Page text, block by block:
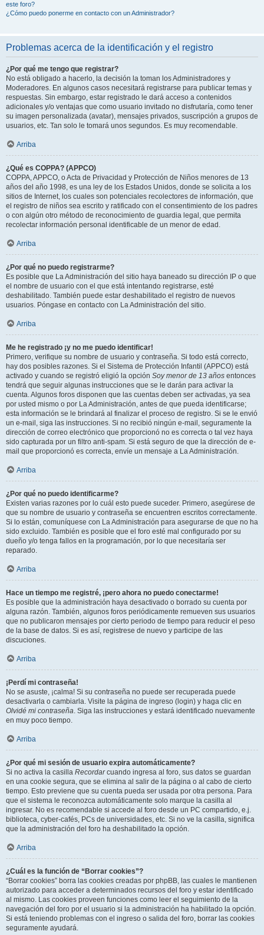
este foro?
¿Cómo puedo ponerme en contacto con un Administrador?
Problemas acerca de la identificación y el registro
¿Por qué me tengo que registrar?
No está obligado a hacerlo, la decisión la toman los Administradores y
Moderadores. En algunos casos necesitará registrarse para publicar temas y
respuestas. Sin embargo, estar registrado le dará acceso a contenidos
adicionales y/o ventajas que como usuario invitado no disfrutaría, como tener
su imagen personalizada (avatar), mensajes privados, suscripción a grupos de
usuarios, etc. Tan solo le tomará unos segundos. Es muy recomendable.
Arriba
¿Qué es COPPA? (APPCO)
COPPA, APPCO, o Acta de Privacidad y Protección de Niños menores de 13
años del año 1998, es una ley de los Estados Unidos, donde se solicita a los
sitios de Internet, los cuales son potenciales recolectores de información, que
el registro de niños sea escrito y ratificado con el consentimiento de los padres
o con algún otro método de reconocimiento de guardia legal, que permita
recolectar información personal identificable de un menor de edad.
Arriba
¿Por qué no puedo registrarme?
Es posible que La Administración del sitio haya baneado su dirección IP o que
el nombre de usuario con el que está intentando registrarse, esté
deshabilitado. También puede estar deshabilitado el registro de nuevos
usuarios. Póngase en contacto con La Administración del sitio.
Arriba
Me he registrado ¡y no me puedo identificar!
Primero, verifique su nombre de usuario y contraseña. Si todo está correcto,
hay dos posibles razones. Si el Sistema de Protección Infantil (APPCO) está
activado y cuando se registró eligió la opción Soy menor de 13 años entonces
tendrá que seguir algunas instrucciones que se le darán para activar la
cuenta. Algunos foros disponen que las cuentas deben ser activadas, ya sea
por usted mismo o por La Administración, antes de que pueda identificarse;
esta información se le brindará al finalizar el proceso de registro. Si se le envió
un e-mail, siga las instrucciones. Si no recibió ningún e-mail, seguramente la
dirección de correo electrónico que proporcionó no es correcta o tal vez haya
sido capturada por un filtro anti-spam. Si está seguro de que la dirección de e-
mail que proporcionó es correcta, envíe un mensaje a La Administración.
Arriba
¿Por qué no puedo identificarme?
Existen varias razones por lo cuál esto puede suceder. Primero, asegúrese de
que su nombre de usuario y contraseña se encuentren escritos correctamente.
Si lo están, comuníquese con La Administración para asegurarse de que no ha
sido excluido. También es posible que el foro esté mal configurado por su
dueño y/o tenga fallos en la programación, por lo que necesitaría ser
reparado.
Arriba
Hace un tiempo me registré, ¡pero ahora no puedo conectarme!
Es posible que la administración haya desactivado o borrado su cuenta por
alguna razón. También, algunos foros periódicamente remueven sus usuarios
que no publicaron mensajes por cierto periodo de tiempo para reducir el peso
de la base de datos. Si es así, registrese de nuevo y participe de las
discuciones.
Arriba
¡Perdí mi contraseña!
No se asuste, ¡calma! Si su contraseña no puede ser recuperada puede
desactivarla o cambiarla. Visite la página de ingreso (login) y haga clic en
Olvidé mi contraseña. Siga las instrucciones y estará identificado nuevamente
en muy poco tiempo.
Arriba
¿Por qué mi sesión de usuario expira automáticamente?
Si no activa la casilla Recordarcuando ingresa al foro, sus datos se guardan
en una cookie segura, que se elimina al salir de la página o al cabo de cierto
tiempo. Esto previene que su cuenta pueda ser usada por otra persona. Para
que el sistema le reconozca automáticamente solo marque la casilla al
ingresar. No es recomendable si accede al foro desde un PC compartido, e.j.
biblioteca, cyber-cafés, PCs de universidades, etc. Si no ve la casilla, significa
que la administración del foro ha deshabilitado la opción.
Arriba
¿Cuál es la función de “Borrar cookies”?
“Borrar cookies” borra las cookies creadas por phpBB, las cuales le mantienen
autorizado para acceder a determinados recursos del foro y estar identificado
al mismo. Las cookies proveen funciones como leer el seguimiento de la
navegación del foro por el usuario si la administración ha habilitado la opción.
Si está teniendo problemas con el ingreso o salida del foro, borrar las cookies
seguramente ayudará.